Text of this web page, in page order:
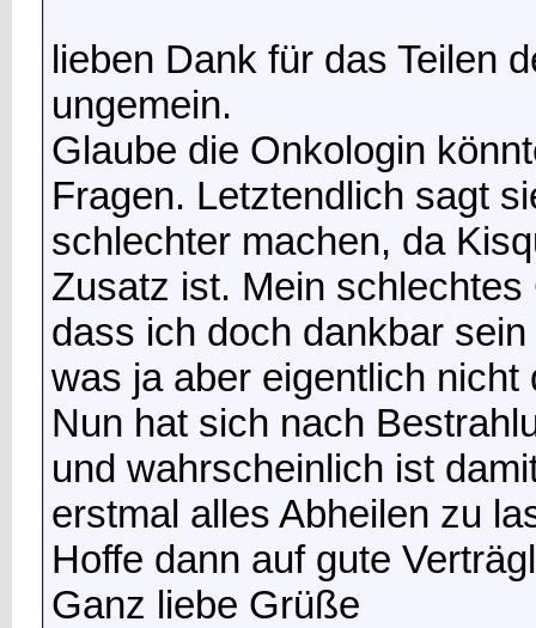
lieben Dank für das Teilen
ungemein.
Glaube die Onkologin
Fragen. Letztendlich sagt
schlechter machen, da
Zusatz ist. Mein
dass ich doch dankbar
was ja aber eigentlich nicht
Nun hat sich nach
und wahrscheinlich ist
erstmal alles Abheilen zu
Hoffe dann auf gute
Ganz liebe Grüße